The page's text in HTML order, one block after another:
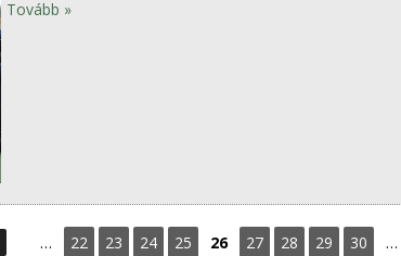
Tovább »
… 22 23 24 25 26 27 28 29 30 …